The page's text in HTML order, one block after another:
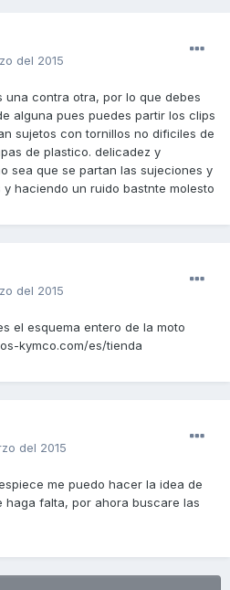
del 2015
una contra otra, por lo que debes
alguna pues puedes partir los clips
sujetos con tornillos no dificiles de
de plastico. delicadez y
sea que se partan las sujeciones y
haciendo un ruido bastnte molesto
del 2015
el esquema entero de la moto
kymco.com/es/tienda
del 2015
me puedo hacer la idea de
haga falta, por ahora buscare las